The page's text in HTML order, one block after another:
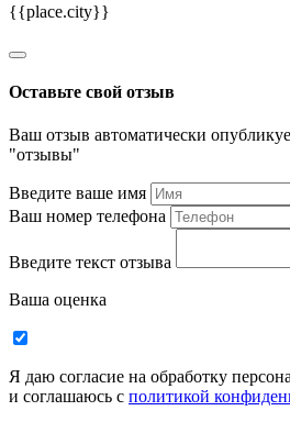
{{place.city}}
Оставьте свой отзыв
Ваш отзыв автоматически
"отзывы"
Введите ваше имя
Ваш номер телефона
Введите текст отзыва
Ваша оценка
Я даю согласие на обработку
и соглашаюсь c политикой